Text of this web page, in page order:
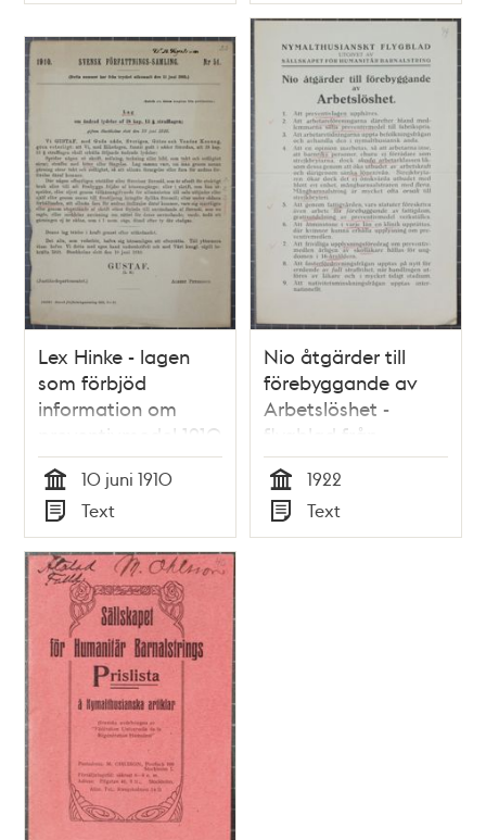
Lex Hinke - lagen
som förbjöd
information om
preventivmedel 1910
Tid
10 juni 1910
Typ
Text
Nio åtgärder till
förebyggande av
Arbetslöshet -
flygblad från
Sällskapet för
Humanitär
Barnalstring 1922
Tid
1922
Typ
Text